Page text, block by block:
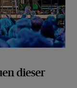
dieser